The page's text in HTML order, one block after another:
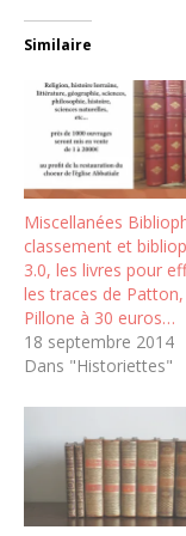
Similaire
Miscellanées
classement et
3.0, les livres pour
les traces de Patton,
Pillone à 30 euros…
18 septembre 2014
Dans "Historiettes"